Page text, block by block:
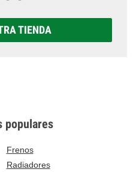
TIENDA
populares
Frenos
Radiadores